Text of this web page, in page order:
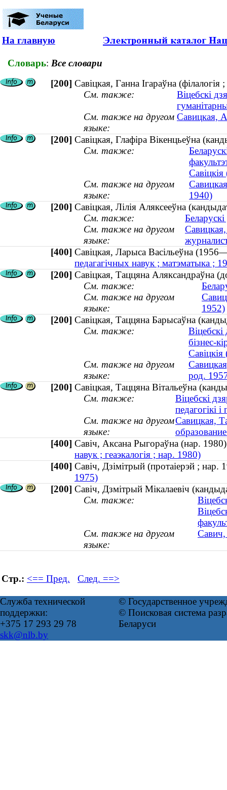
На главную
Словарь: Все словари
[200] Савіцкая, Ганна Ігараўна (філалогія
См. также:
Віцебскі
См. также на другом
языке:
Савицкая,
[200] Савіцкая, Глафіра Вікенцьеўна
См. также:
См. также на другом
языке:
1940)
[200] Савіцкая, Лілія Аляксееўна
См. также:
См. также на другом
языке:
[400] Савіцкая, Ларыса Васільеўна
педагагічных навук ; матэматыка ;
[200] Савіцкая, Таццяна Аляксандраўна
См. также:
См. также на другом
языке:
1952)
[200] Савіцкая, Таццяна Барысаўна
См. также:
Віцебскі
бізнес-
См. также на другом
языке:
род.
[200] Савіцкая, Таццяна Вітальеўна
См. также:
Віцебскі
педагогікі і
См. также на другом
языке:
Савицкая,
[400] Савіч, Аксана Рыгораўна (нар.
навук ; геаэкалогія ; нар. 1980)
[400] Савіч, Дзімітрый (протаіерэй ;
1975)
[200] Савіч, Дзмітрый Мікалаевіч
См. также:
См. также на другом
языке:
Савич,
Стр.: <== Пред. След. ==>
Служба технической
поддержки:
+375 17 293 29 78
skk@nlb.by
© Государственное
© Поисковая система
Беларуси